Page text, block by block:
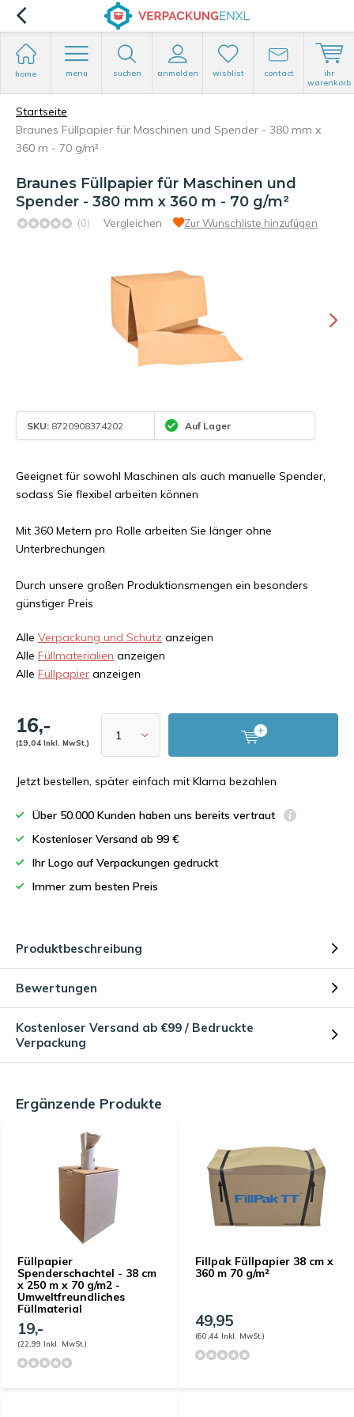
home menu suchen anmelden wishlist contact
ihr
warenkorb
Startseite
Braunes Füllpapier für Maschinen und Spender - 380 mm x
360 m - 70 g/m²
Braunes Füllpapier für Maschinen und
Spender - 380 mm x 360 m - 70 g/m²
(0) Vergleichen Zur Wunschliste hinzufügen
SKU: 8720908374202 Auf Lager
Geeignet für sowohl Maschinen als auch manuelle Spender,
sodass Sie flexibel arbeiten können
Mit 360 Metern pro Rolle arbeiten Sie länger ohne
Unterbrechungen
Durch unsere großen Produktionsmengen ein besonders
günstiger Preis
Alle Verpackung und Schutz anzeigen
Alle Füllmaterialien anzeigen
Alle Füllpapier anzeigen
16,-
(19,04 Inkl. MwSt.)
Jetzt bestellen, später einfach mit Klarna bezahlen
Über 50.000 Kunden haben uns bereits vertraut
Kostenloser Versand ab 99 €
Ihr Logo auf Verpackungen gedruckt
Immer zum besten Preis
Produktbeschreibung
Bewertungen
Kostenloser Versand ab €99 / Bedruckte
Verpackung
Ergänzende Produkte
Füllpapier
Spenderschachtel - 38 cm
x 250 m x 70 g/m2 -
Umweltfreundliches
Füllmaterial
19,-
(22,99 Inkl. MwSt.)
Fillpak Füllpapier 38 cm x
360 m 70 g/m²
49,95
(60,44 Inkl. MwSt.)